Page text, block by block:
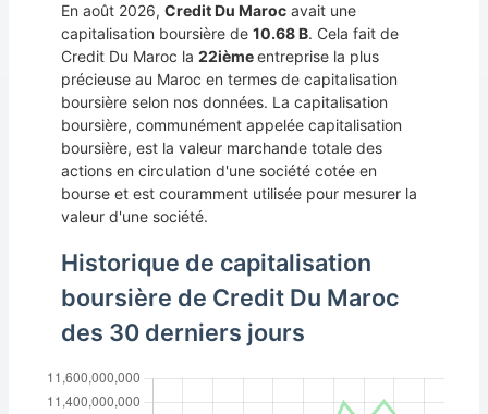
En août 2026, Credit Du Maroc avait une
capitalisation boursière de 10.68 B. Cela fait de
Credit Du Maroc la 22ièmeentreprise la plus
précieuse au Maroc en termes de capitalisation
boursière selon nos données. La capitalisation
boursière, communément appelée capitalisation
boursière, est la valeur marchande totale des
actions en circulation d'une société cotée en
bourse et est couramment utilisée pour mesurer la
valeur d'une société.
Historique de capitalisation
boursière de Credit Du Maroc
des 30 derniers jours